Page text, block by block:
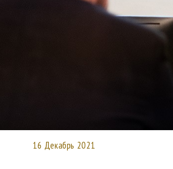
16 Декабрь 2021